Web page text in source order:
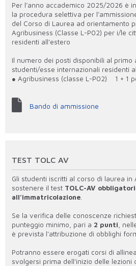
Per l’anno accademico 2025/2026 è
la procedura selettiva per
del Corso di Laurea ad orientamento
Agribusiness (Classe L-P02) per i/le
residenti all’estero
Il numero dei posti disponibili al primo
studenti/esse internazionali residenti
● Agribusiness (classe L-P02) 1 + 1
Bando di ammissione
TEST TOLC AV
Gli studenti iscritti al corso di laurea in
sostenere il test TOLC-AV
all’immatricolazione
Se la verifica delle conoscenze
punteggio minimo, pari a 2 punti ,
è prevista l'attribuzione di obblighi
Potranno essere erogati corsi di
svolgersi prima dell'inizio delle lezioni